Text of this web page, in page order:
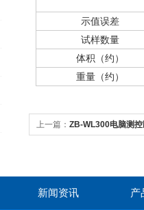
示值误差
试样数量
体积（约）
重量（约）
上一篇： ZB-WL300电脑测
新闻资讯 产